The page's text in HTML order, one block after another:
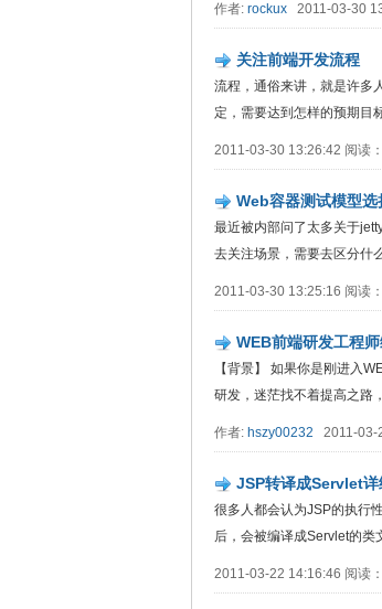
作者: rockux 2011-03-30
关注前端开发流程
流程，通俗来讲，就是许多
定，需要达到怎样的预期目
2011-03-30 13:26:42 阅读
Web容器测试模型选
最近被内部问了太多关于
去关注场景，需要去区分什
2011-03-30 13:25:16 阅读
WEB前端研发工程师
【背景】 如果你是刚进入
研发，迷茫找不着提高之路
作者: hszy00232 2011-03-
JSP转译成Servlet详
很多人都会认为JSP的执行
后，会被编译成Servlet的类
2011-03-22 14:16:46 阅读